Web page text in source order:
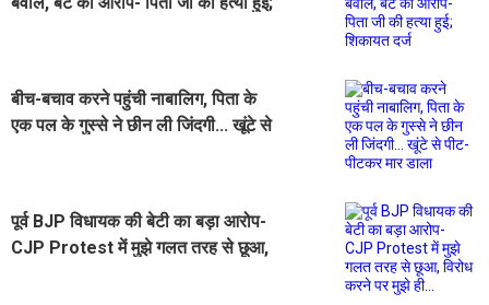
बीच-बचाव करने पहुंची नाबालिग, पिता के
एक पल के गुस्से ने छीन ली जिंदगी... खूंटे से
पूर्व BJP विधायक की बेटी का बड़ा आरोप-
CJP Protest में मुझे गलत तरह से छूआ,